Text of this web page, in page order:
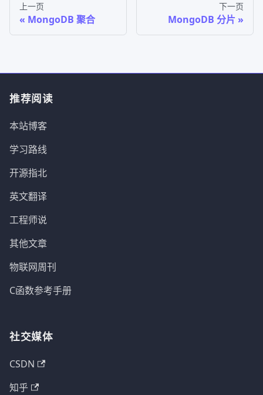
上一页
MongoDB 聚合
下一页
MongoDB 分片
推荐阅读
本站博客
学习路线
开源指北
英文翻译
工程师说
其他文章
物联网周刊
C函数参考手册
社交媒体
CSDN
知乎